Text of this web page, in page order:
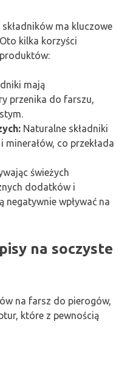
ma kluczowe
kilka korzyści
mają
przenika do farszu,
Naturalne składniki
co przekłada
świeżych
dodatków i
negatywnie wpływać na
na soczyste
na farsz do pierogów,
które z pewnością